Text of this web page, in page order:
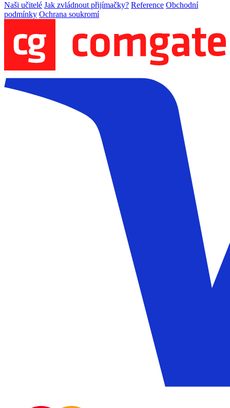
Naši učitelé Jak zvládnout přijímačky? Reference Obchodní
podmínky Ochrana soukromí